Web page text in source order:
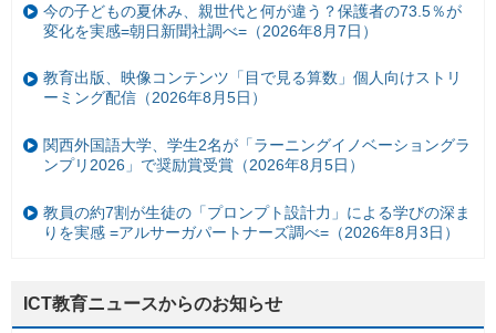
今の子どもの夏休み、親世代と何が違う？保護者の73.5％が
変化を実感=朝日新聞社調べ=（2026年8月7日）
教育出版、映像コンテンツ「目で見る算数」個人向けストリ
ーミング配信（2026年8月5日）
関西外国語大学、学生2名が「ラーニングイノベーショングラ
ンプリ2026」で奨励賞受賞（2026年8月5日）
教員の約7割が生徒の「プロンプト設計力」による学びの深ま
りを実感 =アルサーガパートナーズ調べ=（2026年8月3日）
ICT教育ニュースからのお知らせ